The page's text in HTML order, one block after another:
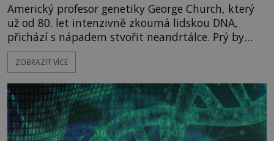
Americký profesor genetiky George Church, který
už od 80. let intenzivně zkoumá lidskou DNA,
přichází s nápadem stvořit neandrtálce. Prý by
mohli současnou lidskou společnost v lecčems
obohatit. Díky rychlému vědeckému pokroku
podařit naklonovat! „Mami, proč děda umřel tak
brzy a sousedovi už j
ZOBRAZIT VÍCE